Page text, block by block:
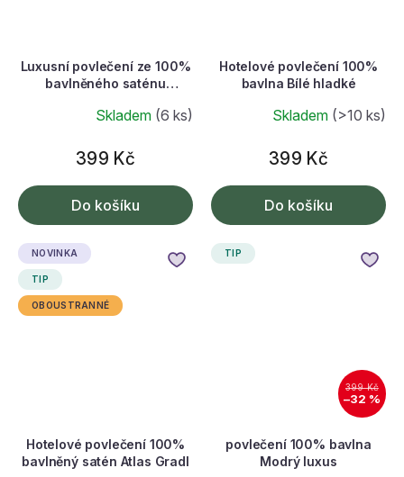
Luxusní povlečení ze 100%
bavlněného saténu
Skladem (6 ks)
399 Kč
Do košíku
Hotelové povlečení 100%
bavlna Bílé hladké
Skladem (>10 ks)
399 Kč
Do košíku
NOVINKA
TIP
OBOUSTRANNÉ
Hotelové povlečení 100%
bavlněný satén Atlas Gradl
TIP
399 Kč
–32 %
povlečení 100% bavlna
Modrý luxus